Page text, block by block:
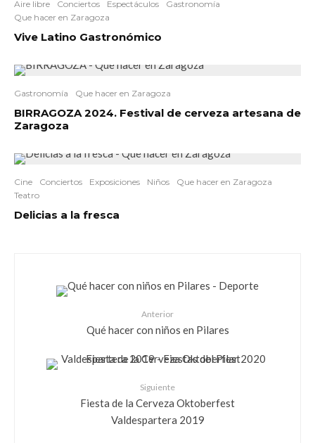
Aire libre Conciertos Espectáculos
Gastronomía
Que hacer en Zaragoza
Vive Latino Gastronómico
Gastronomía Que hacer en Zaragoza
BIRRAGOZA 2024. Festival de cerveza artesana de
Zaragoza
Cine Conciertos Exposiciones Niños
Que hacer en Zaragoza
Teatro
Delicias a la fresca
Anterior
Qué hacer con niños en Pilares
Siguiente
Fiesta de la Cerveza Oktoberfest
Valdespartera 2019